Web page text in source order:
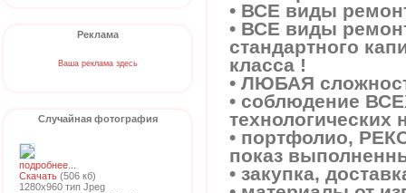
Реклама
Ваша реклама здесь
Случайная фотография
подробнее...
Скачать (506 кб)
1280x960 тип Jpeg
• ВСЕ виды
• ВСЕ виды
стандартного
класса !
• ЛЮБАЯ
• соблюдение
• портфолио,
показ
• закупка,